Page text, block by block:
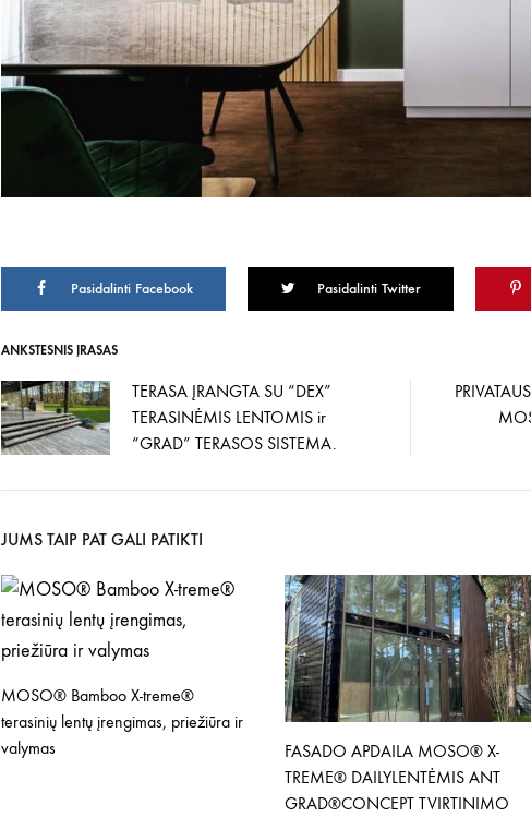
Pasidalinti Facebook Pasidalinti Twitter
Įrašo
navigacija
ANKSTESNIS ĮRAŠAS
TERASA ĮRANGTA SU “DEX”
TERASINĖMIS LENTOMIS ir
“GRAD” TERASOS SISTEMA.
JUMS TAIP PAT GALI PATIKTI
MOSO® Bamboo X-treme®
terasinių lentų įrengimas, priežiūra ir
valymas
FASADO APDAILA MOSO® X-
TREME® DAILYLENTĖMIS ANT
GRAD®CONCEPT TVIRTINIMO